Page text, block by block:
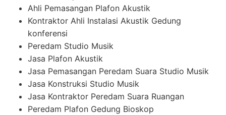
Ahli Pemasangan Plafon Akustik
Kontraktor Ahli Instalasi Akustik Gedung
konferensi
Peredam Studio Musik
Jasa Plafon Akustik
Jasa Pemasangan Peredam Suara Studio Musik
Jasa Konstruksi Studio Musik
Jasa Kontraktor Peredam Suara Ruangan
Peredam Plafon Gedung Bioskop